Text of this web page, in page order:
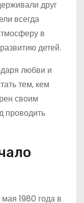
друг
всегда
в
детей.
любви и
тем, кем
своим
проводить
1980 года в